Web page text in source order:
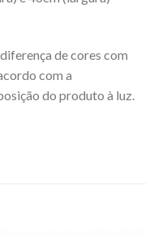
de cores com
com a
do produto à luz.